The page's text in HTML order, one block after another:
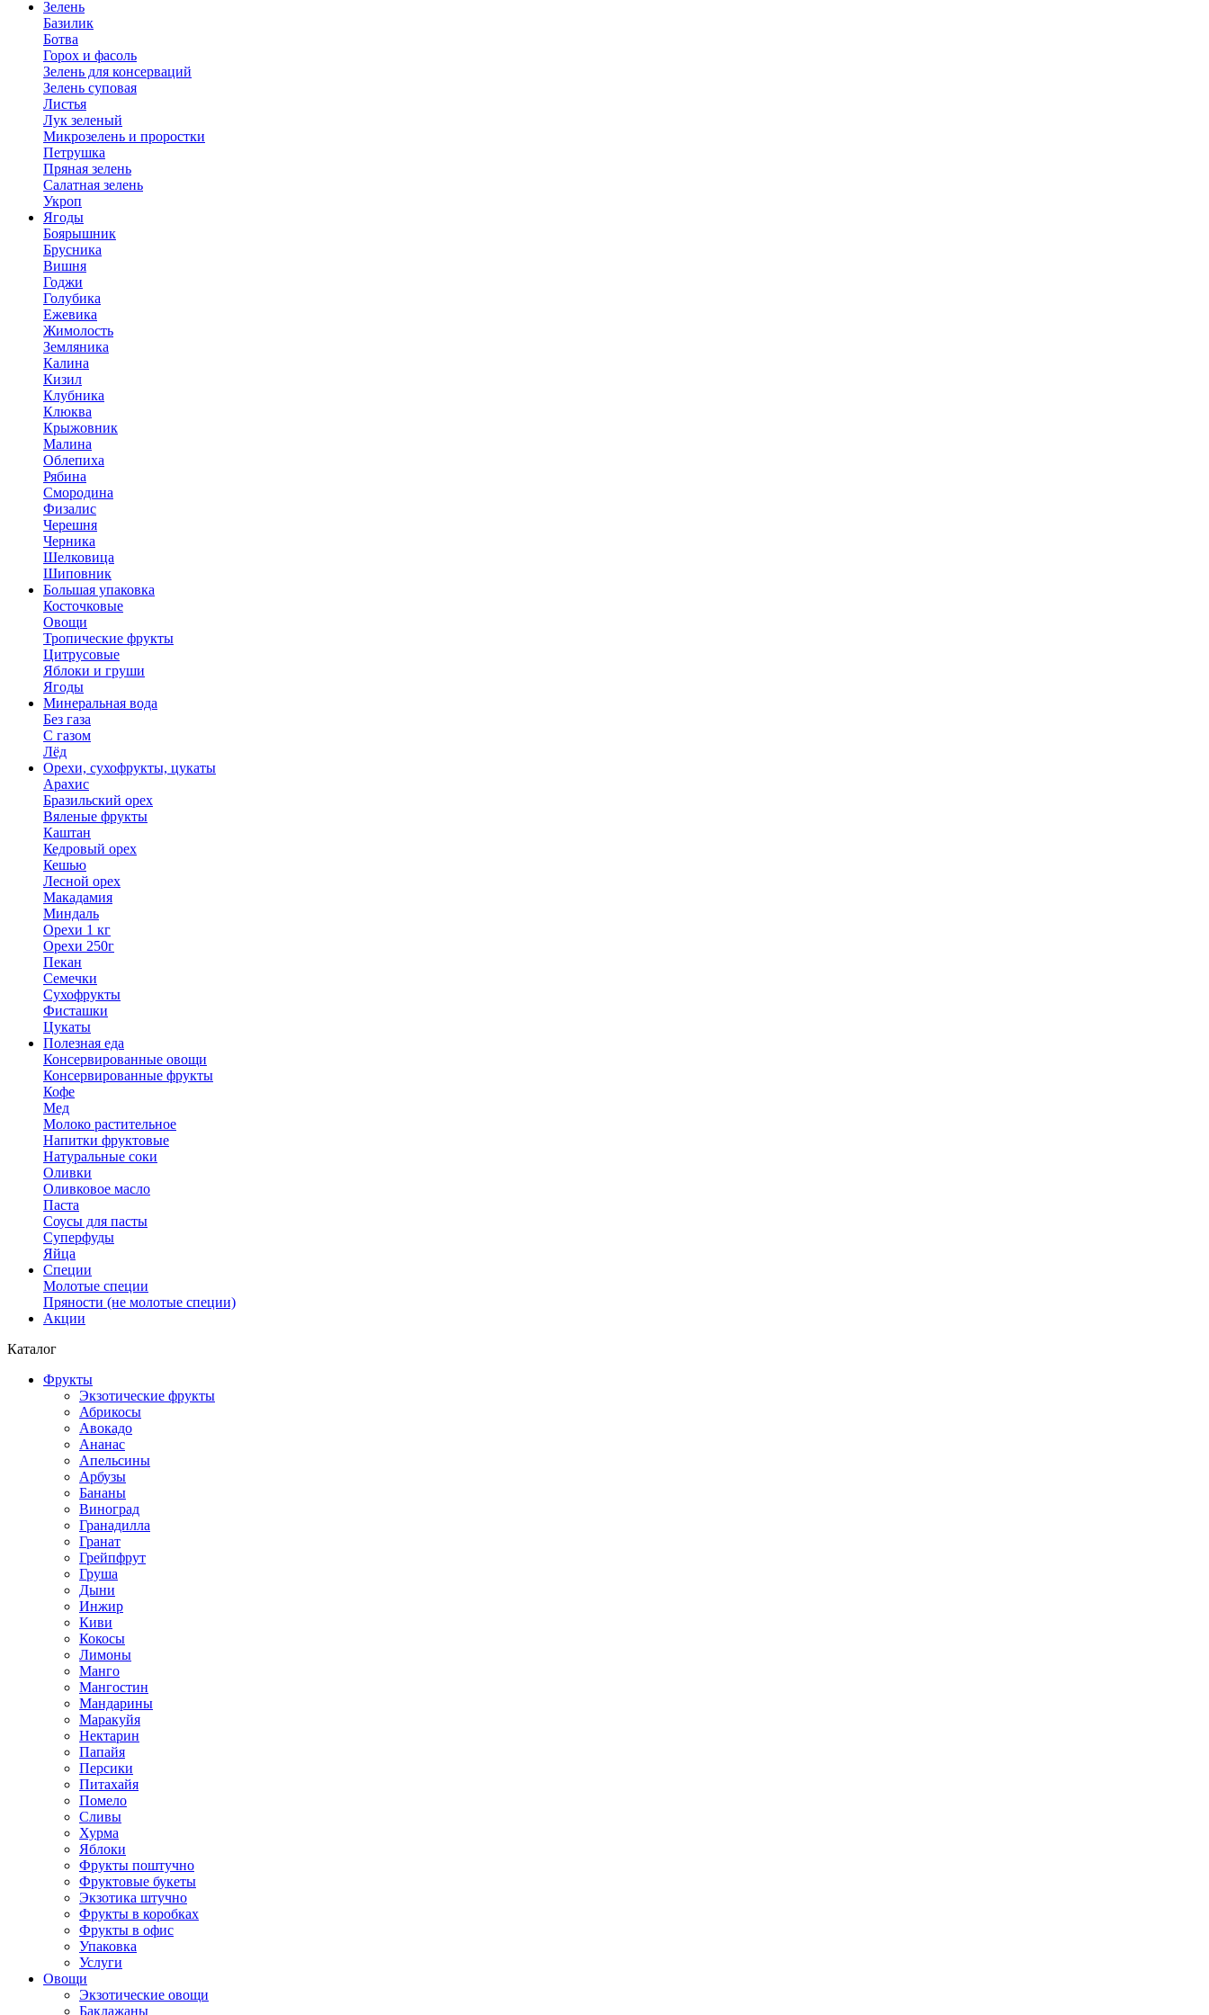
Зелень
Базилик
Ботва
Горох и фасоль
Зелень для консерваций
Зелень суповая
Листья
Лук зеленый
Микрозелень и проростки
Петрушка
Пряная зелень
Салатная зелень
Укроп
Ягоды
Боярышник
Брусника
Вишня
Годжи
Голубика
Ежевика
Жимолость
Земляника
Калина
Кизил
Клубника
Клюква
Крыжовник
Малина
Облепиха
Рябина
Смородина
Физалис
Черешня
Черника
Шелковица
Шиповник
Большая упаковка
Косточковые
Овощи
Тропические фрукты
Цитрусовые
Яблоки и груши
Ягоды
Минеральная вода
Без газа
С газом
Лёд
Орехи, сухофрукты, цукаты
Арахис
Бразильский орех
Вяленые фрукты
Каштан
Кедровый орех
Кешью
Лесной орех
Макадамия
Миндаль
Орехи 1 кг
Орехи 250г
Пекан
Семечки
Сухофрукты
Фисташки
Цукаты
Полезная еда
Консервированные овощи
Консервированные фрукты
Кофе
Мед
Молоко растительное
Напитки фруктовые
Натуральные соки
Оливки
Оливковое масло
Паста
Соусы для пасты
Суперфуды
Яйца
Специи
Молотые специи
Пряности (не молотые специи)
Акции
Каталог
Фрукты
Экзотические фрукты
Абрикосы
Авокадо
Ананас
Апельсины
Арбузы
Бананы
Виноград
Гранадилла
Гранат
Грейпфрут
Груша
Дыни
Инжир
Киви
Кокосы
Лимоны
Манго
Мангостин
Мандарины
Маракуйя
Нектарин
Папайя
Персики
Питахайя
Помело
Сливы
Хурма
Яблоки
Фрукты поштучно
Фруктовые букеты
Экзотика штучно
Фрукты в коробках
Фрукты в офис
Упаковка
Услуги
Овощи
Экзотические овощи
Баклажаны